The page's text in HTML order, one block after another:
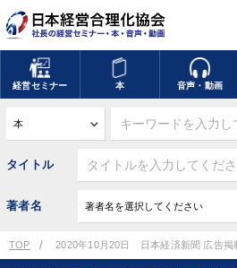
経営セミナー 本 音声・動画
タイトル
著者名
TOP 2020年10月20日 日本経済新聞 広告掲